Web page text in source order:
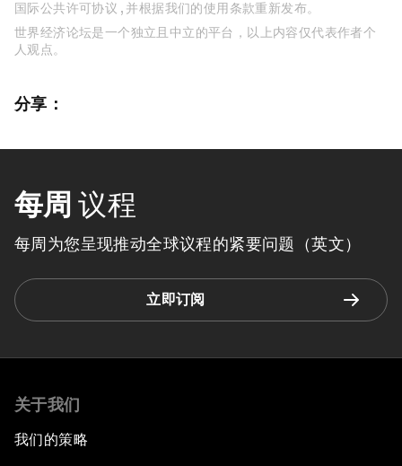
国际公共许可协议 , 并根据我们的使用条款重新发布。
世界经济论坛是一个独立且中立的平台，以上内容仅代表作者个
人观点。
分享：
每周 议程
每周为您呈现推动全球议程的紧要问题（英文）
立即订阅
关于我们
我们的策略